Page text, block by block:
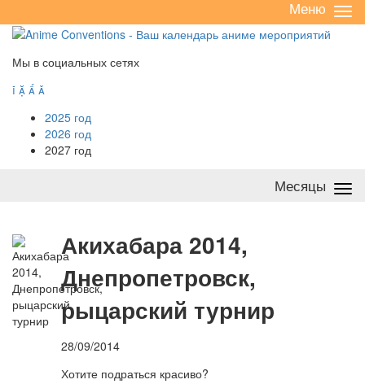
/
Меню
Мы в социальных сетях
   
2025 год
2026 год
2027 год
Месяцы
Акихабара 2014,
Днепропетровск,
рыцарский турнир
28/09/2014
Хотите подраться красиво?